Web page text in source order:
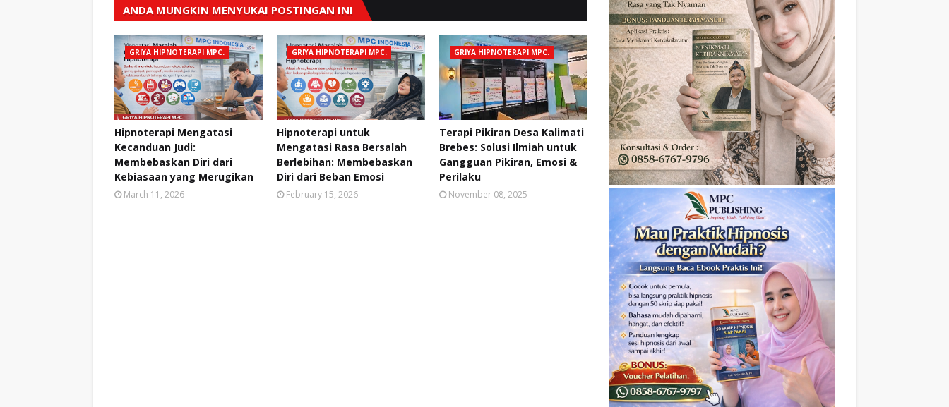
ANDA MUNGKIN MENYUKAI POSTINGAN INI
GRIYA HIPNOTERAPI MPC.
Hipnoterapi Mengatasi
Kecanduan Judi:
Membebaskan Diri dari
Kebiasaan yang Merugikan
March 11, 2026
GRIYA HIPNOTERAPI MPC.
Hipnoterapi untuk
Mengatasi Rasa Bersalah
Berlebihan: Membebaskan
Diri dari Beban Emosi
February 15, 2026
GRIYA HIPNOTERAPI MPC.
Terapi Pikiran Desa Kalimati
Brebes: Solusi Ilmiah untuk
Gangguan Pikiran, Emosi &
Perilaku
November 08, 2025